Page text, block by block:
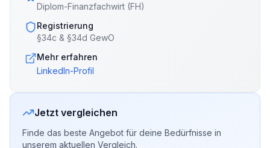
Diplom-Finanzfachwirt (FH)
Registrierung
§34c & §34d GewO
Mehr erfahren
LinkedIn-Profil
Jetzt vergleichen
Finde das beste Angebot für deine Bedürfnisse in
unserem aktuellen Vergleich.